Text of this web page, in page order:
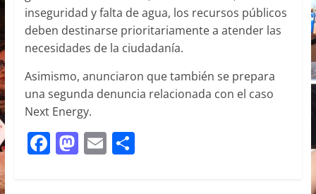
inseguridad y falta de agua, los recursos públicos
deben destinarse prioritariamente a atender las
necesidades de la ciudadanía.
Asimismo, anunciaron que también se prepara
una segunda denuncia relacionada con el caso
Next Energy.
F M E C